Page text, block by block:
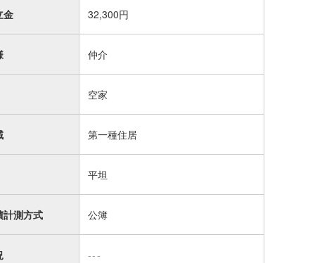
金 32,300円
仲介
空家
第一種住居
平坦
計測方式 公簿
---